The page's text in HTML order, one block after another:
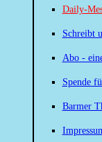
Daily-
Schreibt
Abo -
Spende
Barmer